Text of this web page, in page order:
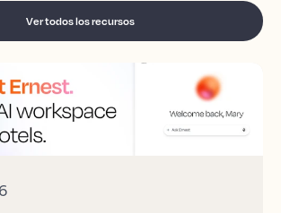
Ver todos los recursos